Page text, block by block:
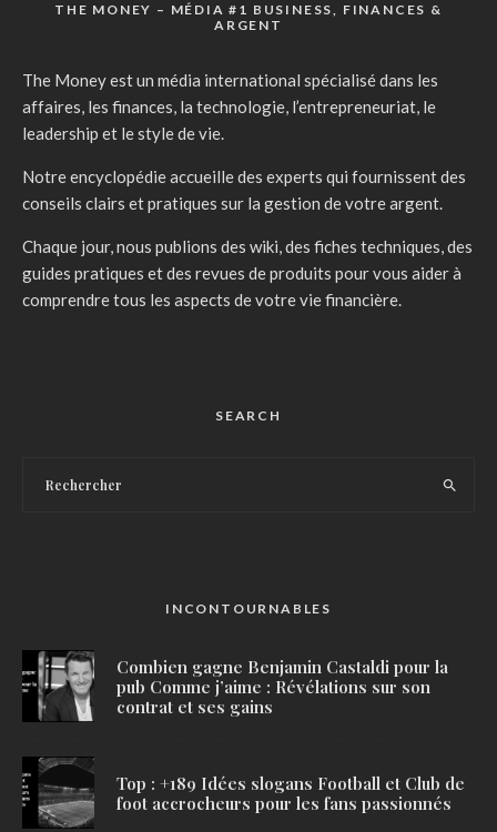
THE MONEY – MÉDIA #1 BUSINESS, FINANCES &
ARGENT
The Money est un média international spécialisé dans les
affaires, les finances, la technologie, l’entrepreneuriat, le
leadership et le style de vie.
Notre encyclopédie accueille des experts qui fournissent des
conseils clairs et pratiques sur la gestion de votre argent.
Chaque jour, nous publions des wiki, des fiches techniques, des
guides pratiques et des revues de produits pour vous aider à
comprendre tous les aspects de votre vie financière.
SEARCH
INCONTOURNABLES
Combien gagne Benjamin Castaldi pour la
pub Comme j’aime : Révélations sur son
contrat et ses gains
Top : +189 Idées slogans Football et Club de
foot accrocheurs pour les fans passionnés